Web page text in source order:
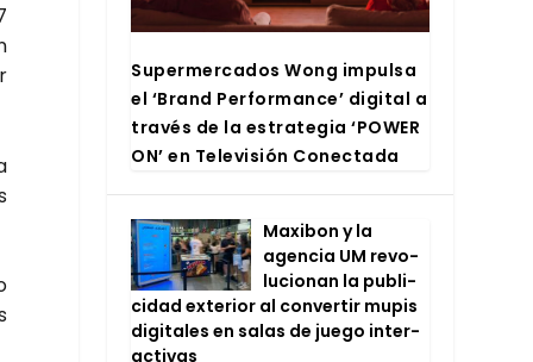
Super­mer­ca­dos Wong impul­sa
el ‘Brand Per­for­man­ce’ digi­tal a
tra­vés de la estra­te­gia ‘POWER
ON’ en Tele­vi­sión Conec­ta­da
Maxi­bon y la
agen­cia UM revo­
lu­cio­nan la publi­
ci­dad exte­rior al con­ver­tir mupis
digi­ta­les en salas de jue­go inter­
ac­ti­vas